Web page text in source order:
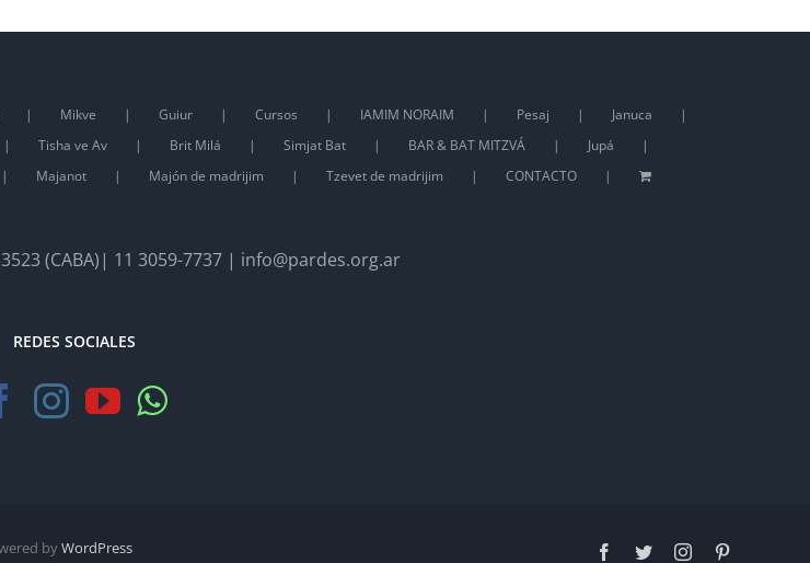
Mikve Guiur Cursos IAMIM NORAIM Pesaj
Januca
Tisha ve Av Brit Milá Simjat Bat BAR & BAT MITZVÁ
Jupá
Majanot Majón de madrijim Tzevet de madrijim CONTACTO
(CABA)| 11 3059-7737 | info@pardes.org.ar
REDES SOCIALES
byWordPress Facebook
TwitterInstagram